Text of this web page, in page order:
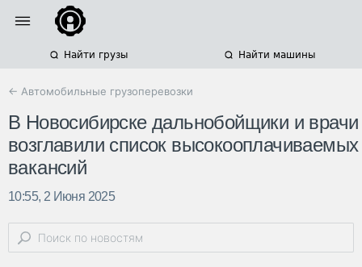
Найти грузы Найти машины
← Автомобильные грузоперевозки
В Новосибирске дальнобойщики и врачи
возглавили список высокооплачиваемых
вакансий
10:55, 2 Июня 2025